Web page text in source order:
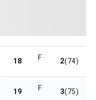
18 F 2(74)
19 F 3(75)